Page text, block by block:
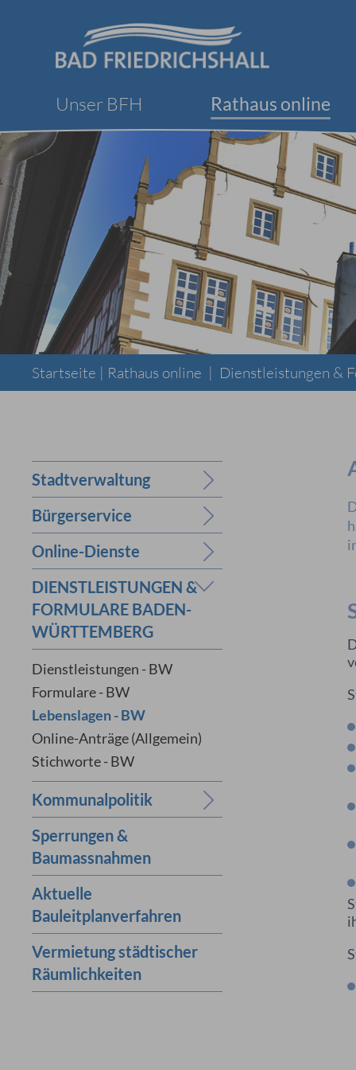
Unser BFH Rathaus online
Startseite | Rathaus online | Dienstleistungen &
Stadtverwaltung
Bürgerservice
Online-Dienste
DIENSTLEISTUNGEN &
FORMULARE BADEN-
WÜRTTEMBERG
Dienstleistungen - BW
Formulare - BW
Lebenslagen - BW
Online-Anträge (Allgemein)
Stichworte - BW
Kommunalpolitik
Sperrungen &
Baumassnahmen
Aktuelle
Bauleitplanverfahren
Vermietung städtischer
Räumlichkeiten